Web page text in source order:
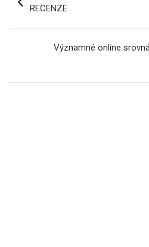
RECENZE
Významné online